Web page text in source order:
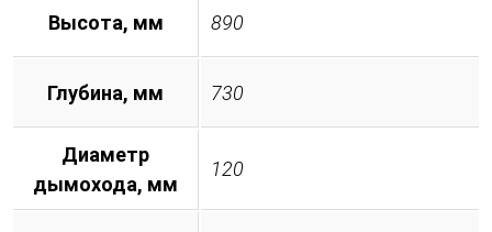
Высота, мм 890
Глубина, мм 730
Диаметр
дымохода, мм
120